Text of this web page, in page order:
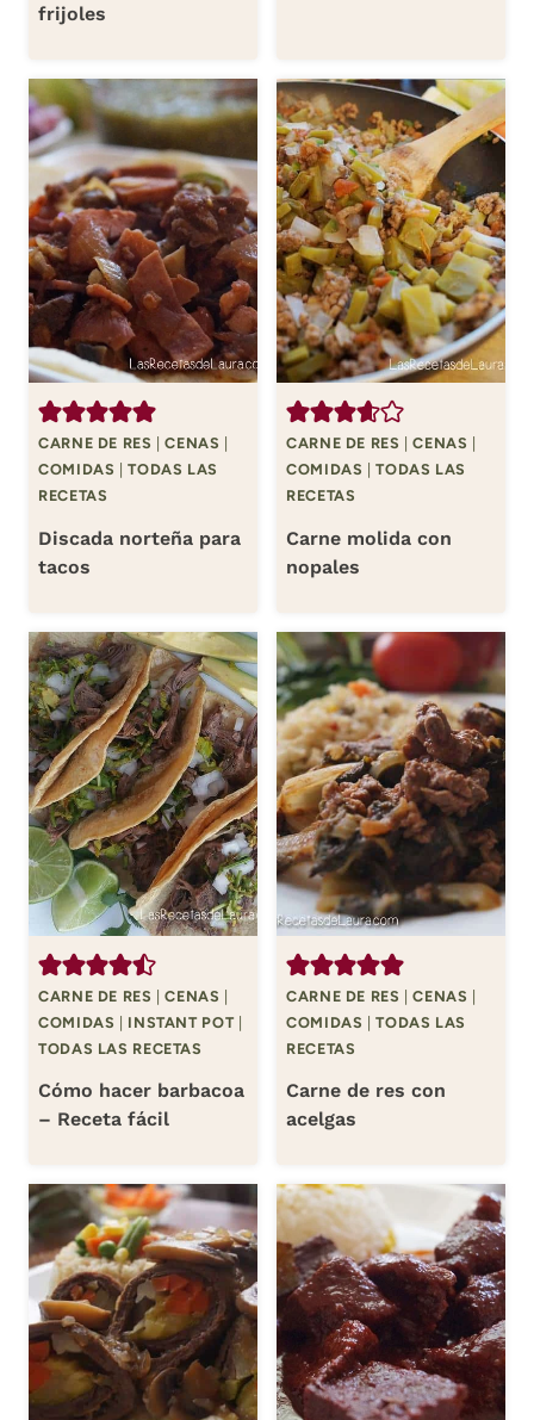
frijoles
CARNE DE RES |CENAS
COMIDAS |TODAS LAS
RECETAS
Discada norteña para
tacos
CARNE DE RES |CENAS
COMIDAS |TODAS LAS
RECETAS
Carne molida con
nopales
CARNE DE RES |CENAS
COMIDAS
INSTANT POT|
TODAS LAS RECETAS
Cómo hacer barbacoa
– Receta fácil
CARNE DE RES |CENAS
COMIDAS |TODAS LAS
RECETAS
Carne de res con
acelgas